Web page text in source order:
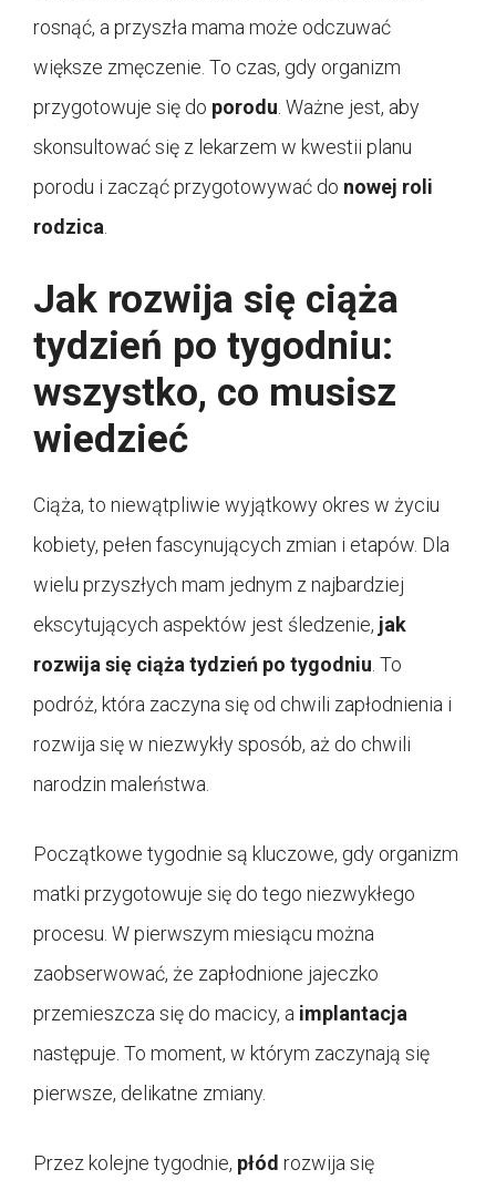
rosnąć, a przyszła mama może odczuwać
większe zmęczenie. To czas, gdy organizm
przygotowuje się do porodu . Ważne jest, aby
skonsultować się z lekarzem w kwestii planu
porodu i zacząć przygotowywać do nowej roli
rodzica
Jak rozwija się ciąża
tydzień po tygodniu:
wszystko, co musisz
wiedzieć
Ciąża, to niewątpliwie wyjątkowy okres w życiu
kobiety, pełen fascynujących zmian i etapów. Dla
wielu przyszłych mam jednym z najbardziej
ekscytujących aspektów jest śledzenie, jak
rozwija się ciąża tydzień po tygodniu . To
podróż, która zaczyna się od chwili zapłodnienia i
rozwija się w niezwykły sposób, aż do chwili
narodzin maleństwa.
Początkowe tygodnie są kluczowe, gdy organizm
matki przygotowuje się do tego niezwykłego
procesu. W pierwszym miesiącu można
zaobserwować, że zapłodnione jajeczko
przemieszcza się do macicy, a implantacja
następuje. To moment, w którym zaczynają się
pierwsze, delikatne zmiany.
Przez kolejne tygodnie, płód rozwija się